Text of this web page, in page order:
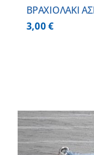
BΡΑΧΙΟΛΑΚΙ
3,00€